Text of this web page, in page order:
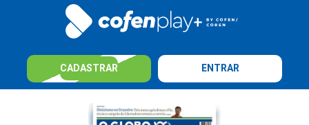
CADASTRAR ENTRAR